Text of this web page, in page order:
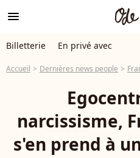
menu
Billetterie En privé avec
Accueil Dernières news people
narcissisme,
s'en prend à